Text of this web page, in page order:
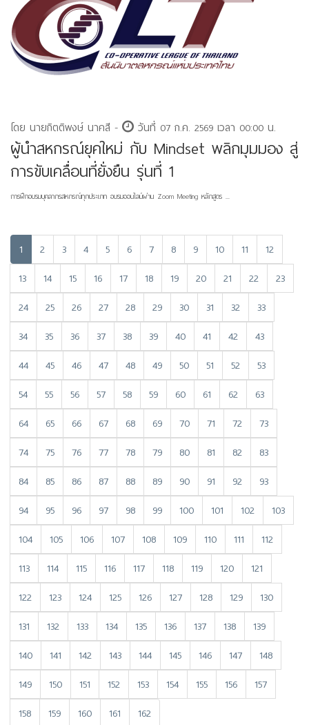
โดย นายกิตติพงษ์ นาคสี - วันที่ 07 ก.ค. 2569 เวลา 00:00 น.
ผู้นำสหกรณ์ยุคใหม่ กับ Mindset พลิกมุมมอง สู่
การขับเคลื่อนที่ยั่งยืน รุ่นที่ 1
การฝึกอบรมบุคลากรสหกรณ์ทุกประเภท อบรมออนไลน์ผ่าน Zoom Meeting หลักสูตร ...
1 2 3 4 5 6 7 8 9 10 11
12
13
14 15 16 17 18 19 20 21 22
23
24
25 26 27 28 29 30 31 32
33
34
35 36 37 38 39 40 41 42
43
44
45 46 47 48 49 50 51 52
53
54
55 56 57 58 59 60 61 62
63
64
65 66 67 68 69 70 71 72
73
74
75 76 77 78 79 80 81 82
83
84
85 86 87 88 89 90 91 92
93
94
95 96 97 98 99 100 101 102
103
104
105 106 107 108 109 110 111
112
113
114 115 116 117 118 119 120
121
122
123 124 125 126 127 128 129
130
131
132 133 134 135 136 137 138
139
140
141 142 143 144 145 146 147
148
149
150 151 152 153 154 155 156
157
158
159 160 161 162